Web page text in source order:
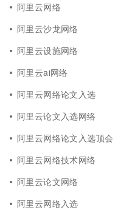
阿里云网络
阿里云沙龙网络
阿里云设施网络
阿里云ai网络
阿里云网络论文入选
阿里云论文入选网络
阿里云网络论文入选顶会
阿里云网络技术网络
阿里云论文网络
阿里云网络入选